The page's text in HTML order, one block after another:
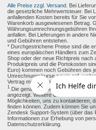
Alle Preise zzgl. Versand. Bei
die gesetzliche Mehrwertsteuer. Bei
anfallenden Kosten bereits für Sie
Warenkorb ausgewiesenen Betrag.
Währungsumrechnungsgebühren
anfallen. Bei Lieferungen in andere
und Gebühren entstehen.
* Durchgestrichene Preise sind die
eines europäischen Händlers zum
Shop oder der neue Richtpreis
Produktpreis und die Portokosten
Euro) kommen noch Gebühren des
Umrechnungskurse sowie ggf.
Vertrag mit den Zahlungsanbieter.
1 Die genaue Höhe des Rabattes
angezeigt. Weitere Online-
Möglichkeiten, uns zu kontaktieren,
finden können. Zudem können Sie
Zendesk Support-System (über das
Informationen zur Erhebung von
Datenschutzerklärung.